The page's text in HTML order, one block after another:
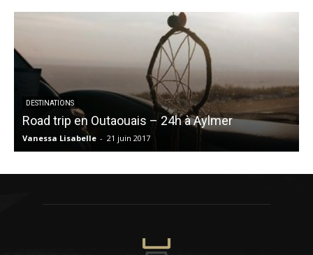
DESTINATIONS
Road trip en Outaouais – 24h à Aylmer
Vanessa Lisabelle - 21 juin 2017